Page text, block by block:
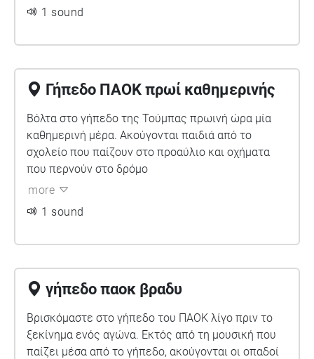
1 sound
Γήπεδο ΠΑΟΚ πρωί καθημερινής
Βόλτα στο γήπεδο της Τούμπας πρωινή ώρα μία
καθημερινή μέρα. Ακούγονται παιδιά από το
σχολείο που παίζουν στο προαύλιο και οχήματα
που περνούν στο δρόμο
more
1 sound
γήπεδο παοκ βραδυ
Βρισκόμαστε στο γήπεδο του ΠΑΟΚ λίγο πριν το
ξεκίνημα ενός αγώνα. Εκτός από τη μουσική που
παίζει μέσα από το γήπεδο, ακούγονται οι οπαδοί